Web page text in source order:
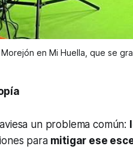
en Mi Huella, que se
un problema común:
para mitigar ese